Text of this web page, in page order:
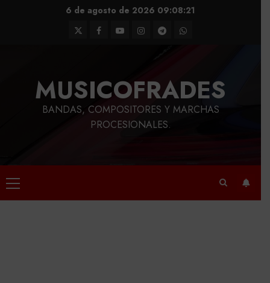
6 de agosto de 2026 09:08:22
TwitterFacebook
YoutubeInstagram
TelegramWhatsApp
MUSICOFRADES
BANDAS, COMPOSITORES Y MARCHAS
PROCESIONALES.
Menú
principal